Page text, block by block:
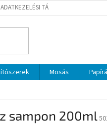
ADATKEZELÉSI TÁJÉKOZTATÓ
Mosás
sampon 200ml